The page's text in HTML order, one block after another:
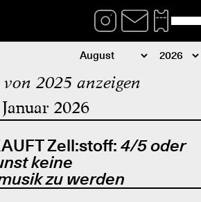
2025 anzeigen
Januar 2026
Zell:stoff: 4/5 oder
keine
zu werden